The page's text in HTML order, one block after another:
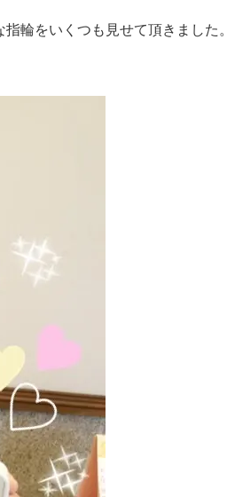
輪をいくつも見せて頂きました。